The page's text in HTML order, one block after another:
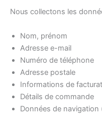
Nous collectons les
Nom, prénom
Adresse e-mail
Numéro de téléphone
Adresse postale
Informations de
Détails de commande
Données de